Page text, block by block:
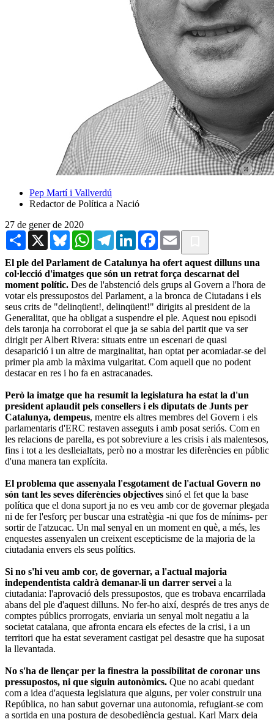
Pep Martí i Vallverdú
Redactor de Política a Nació
27 de gener de 2020
Share X BlueskyWhatsAppTelegramLinkedInFacebook
Email
El ple del Parlament de Catalunya ha ofert aquest dilluns una
col·lecció d'imatges que són un retrat força descarnat del
moment polític. Des de l'abstenció dels grups al Govern a l'hora de
votar els pressupostos del Parlament, a la bronca de Ciutadans i els
seus crits de "delinqüent!, delinqüent!" dirigits al president de la
Generalitat, que ha obligat a suspendre el ple. Aquest nou episodi
dels taronja ha corroborat el que ja se sabia del partit que va ser
dirigit per Albert Rivera: situats entre un escenari de quasi
desaparició i un altre de marginalitat, han optat per acomiadar-se del
primer pla amb la màxima vulgaritat. Com aquell que no podent
destacar en res i ho fa en astracanades.
Però la imatge que ha resumit la legislatura ha estat la d'un
president aplaudit pels consellers i els diputats de Junts per
Catalunya, dempeus, mentre els altres membres del Govern i els
parlamentaris d'ERC restaven asseguts i amb posat seriós. Com en
les relacions de parella, es pot sobreviure a les crisis i als malentesos,
fins i tot a les deslleialtats, però no a mostrar les diferències en públic
d'una manera tan explícita.
El problema que assenyala l'esgotament de l'actual Govern no
són tant les seves diferències objectives sinó el fet que la base
política que el dona suport ja no es veu amb cor de governar plegada
ni de fer l'esforç per buscar una estratègia -ni que fos de mínims- per
sortir de l'atzucac. Un mal senyal en un moment en què, a més, les
enquestes assenyalen un creixent escepticisme de la majoria de la
ciutadania envers els seus polítics.
Si no s'hi veu amb cor, de governar, a l'actual majoria
independentista caldrà demanar-li un darrer servei a la
ciutadania: l'aprovació dels pressupostos, que es trobava encarrilada
abans del ple d'aquest dilluns. No fer-ho així, després de tres anys de
comptes públics prorrogats, enviaria un senyal molt negatiu a la
societat catalana, que afronta encara els efectes de la crisi, i a un
territori que ha estat severament castigat pel desastre que ha suposat
la llevantada.
No s'ha de llençar per la finestra la possibilitat de coronar uns
pressupostos, ni que siguin autonòmics. Que no acabi quedant
com a idea d'aquesta legislatura que alguns, per voler construir una
República, no han sabut governar una autonomia, refugiant-se com
a sortida en una postura de desobediència gestual. Karl Marx deia